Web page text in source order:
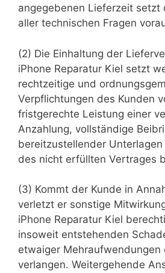
angegebenen Lieferzeit setzt
aller technischen Fragen
(2) Die Einhaltung der
iPhone Reparatur Kiel setzt
rechtzeitige und
Verpflichtungen des Kunden
fristgerechte Leistung einer
Anzahlung, vollständige
bereitzustellender Unterlagen
des nicht erfüllten Vertrages
(3) Kommt der Kunde in
verletzt er sonstige
iPhone Reparatur Kiel
insoweit entstehenden
etwaiger Mehraufwendungen
verlangen. Weitergehende